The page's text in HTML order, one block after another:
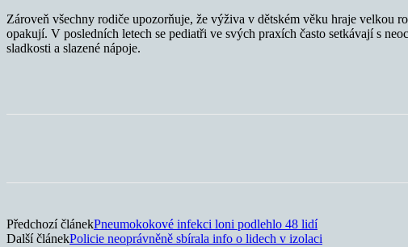
Zároveň všechny rodiče upozorňuje, že výživa v dětském věku hraje velkou
opakují. V posledních letech se pediatři ve svých praxích často setkávají s
sladkosti a slazené nápoje.
Předchozí článekPneumokokové infekci loni podlehlo 48 lidí
Další článekPolicie neoprávněně sbírala info o lidech v izolaci